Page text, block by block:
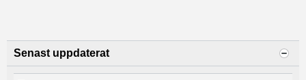
Senast uppdaterat